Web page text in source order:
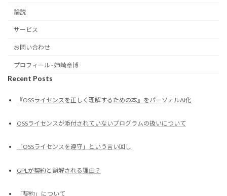
論説
サービス
お問い合わせ
プロフィール - 姉崎章博
Recent Posts
『OSSライセンスを正しく理解するための本』をパーソナルAI化
OSSライセンスが添付されていないプログラムの扱いについて
「OSSライセンスを遵守」という言い回し
GPLが契約と誤解される理由？
「契約」について